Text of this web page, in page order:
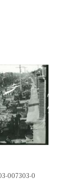
007303-0